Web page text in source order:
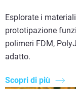
Esplorate i
prototipazione
polimeri FDM,
adatto.
Scopri di più